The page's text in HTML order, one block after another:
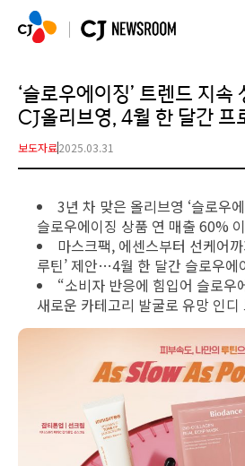
‘슬로우에이징’ 트렌드 지
CJ올리브영, 4월 한 달간 프
보도자료2025.03.31
3년 차 맞은 올리브영 ‘슬로우
슬로우에이징 상품 연 매출 60%
마스크팩, 에센스부터 선케어
루틴’ 제안…4월 한 달간 슬로우에
“소비자 반응에 힘입어 슬로
새로운 카테고리 발굴로 유망 인디